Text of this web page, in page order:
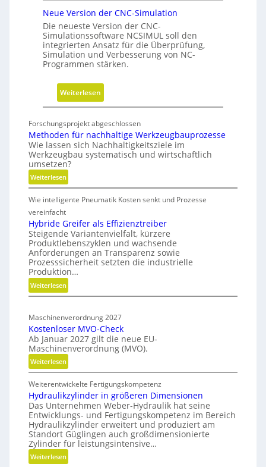
e
i
N
a
c
h
a
t
i
g
-
R
o
a
m
p
Neue Version der CNC-Simulation
Die neueste Version der CNC-
Simulationssoftware NCSIMUL soll den
integrierten Ansatz für die Überprüfung,
Simulation und Verbesserung von NC-
Programmen stärken.
Weiterlesen
N
u
e
V
s
i
n
d
e
r
-
S
i
m
a
t
i
o
n
Forschungsprojekt abgeschlossen
Methoden für nachhaltige Werkzeugbauprozesse
Wie lassen sich Nachhaltigkeitsziele im
Werkzeugbau systematisch und wirtschaftlich
umsetzen?
Weiterlesen:
M
e
h
o
d
e
n
f
ü
c
h
h
a
l
i
g
e
W
e
r
Wie intelligente Pneumatik Kosten senkt und Prozesse
vereinfacht
Hybride Greifer als Effizienztreiber
Steigende Variantenvielfalt, kürzere
Produktlebenszyklen und wachsende
Anforderungen an Transparenz sowie
Prozesssicherheit setzten die industrielle
Produktion…
Weiterlesen:
H
b
r
i
d
e
G
r
e
i
f
e
r
Maschinenverordnung 2027
Kostenloser MVO-Check
Ab Januar 2027 gilt die neue EU-
Maschinenverordnung (MVO).
Weiterlesen:
K
o
s
t
e
n
l
o
s
Weiterentwickelte Fertigungskompetenz
Hydraulikzylinder in größeren Dimensionen
Das Unternehmen Weber-Hydraulik hat seine
Entwicklungs- und Fertigungskompetenz im Bereich
Hydraulikzylinder erweitert und produziert am
Standort Güglingen auch großdimensionierte
Zylinder für leistungsintensive…
Weiterlesen: